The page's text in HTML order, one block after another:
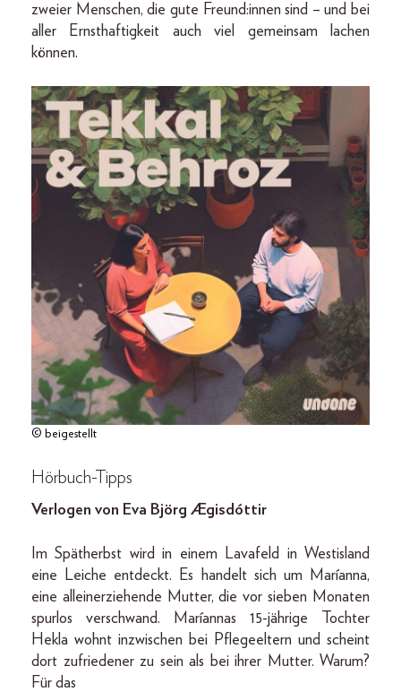
zweier Menschen, die gute Freund:innen sind – und bei
aller Ernsthaftigkeit auch viel gemeinsam lachen
können.
© beigestellt
Hörbuch-Tipps
Verlogen von Eva Björg Ægisdóttir
Im Spätherbst wird in einem Lavafeld in Westisland
eine Leiche entdeckt. Es handelt sich um Maríanna,
eine alleinerziehende Mutter, die vor sieben Monaten
spurlos verschwand. Maríannas 15-jährige Tochter
Hekla wohnt inzwischen bei Pflegeeltern und scheint
dort zufriedener zu sein als bei ihrer Mutter. Warum?
Für das